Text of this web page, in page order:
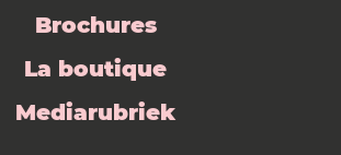
Brochures
La boutique
Mediarubriek